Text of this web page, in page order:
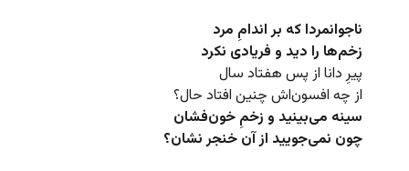
ناجوانمردا که بر اندامِ مرد
زخم‌ها را دید و فریادی نکرد
پیرِ دانا از پس هفتاد سال
از چه افسون‌اش چنین افتاد حال؟
سینه می‌بینید و زخمِ خون‌فشان
چون نمی‌‌جویید از آن خنجر نشان؟